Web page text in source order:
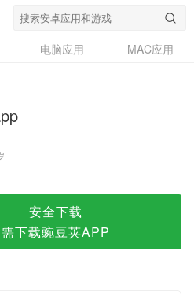
电脑应用
MAC应用
安全下载
需下载豌豆荚APP